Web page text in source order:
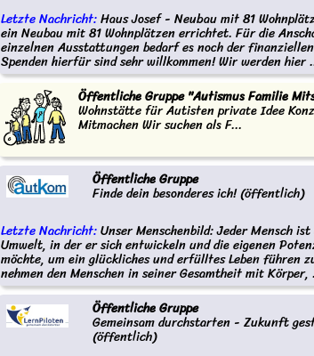
Letzte Nachricht:Haus Josef - Neubau mit 81
ein Neubau mit 81 Wohnplätzen errichtet. Für die
einzelnen Ausstattungen bedarf es noch der
Spenden hierfür sind sehr willkommen! Wir werden hier
Öffentliche Gruppe "Autismus Familie
Wohnstätte für Autisten private Idee
Mitmachen Wir suchen als F...
Öffentliche Gruppe
Finde dein besonderes ich! (öffentlich)
Letzte Nachricht:Unser Menschenbild: Jeder Mensch
Umwelt, in der er sich entwickeln und die eigenen
möchte, um ein glückliches und erfülltes Leben führen
nehmen den Menschen in seiner Gesamtheit mit Körper,
Öffentliche Gruppe
Gemeinsam durchstarten - Zukunft
(öffentlich)